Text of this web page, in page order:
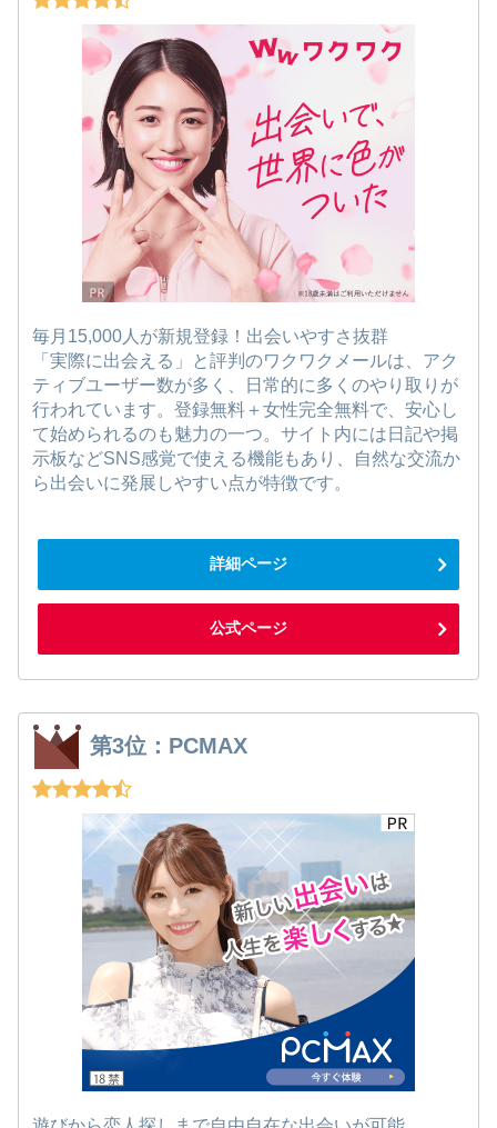
毎月15,000人が新規登録！出会いやすさ抜群
「実際に出会える」と評判のワクワクメールは、アク
ティブユーザー数が多く、日常的に多くのやり取りが
行われています。登録無料＋女性完全無料で、安心し
て始められるのも魅力の一つ。サイト内には日記や掲
示板などSNS感覚で使える機能もあり、自然な交流か
ら出会いに発展しやすい点が特徴です。
詳細ページ
公式ページ
第3位：PCMAX